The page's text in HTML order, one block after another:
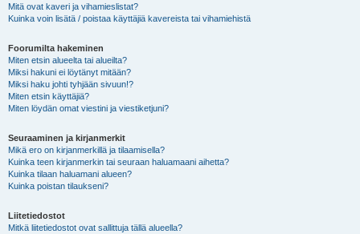
Mitä ovat kaveri ja vihamieslistat?
Kuinka voin lisätä / poistaa käyttäjiä kavereista tai vihamiehistä
Foorumilta hakeminen
Miten etsin alueelta tai alueilta?
Miksi hakuni ei löytänyt mitään?
Miksi haku johti tyhjään sivuun!?
Miten etsin käyttäjiä?
Miten löydän omat viestini ja viestiketjuni?
Seuraaminen ja kirjanmerkit
Mikä ero on kirjanmerkillä ja tilaamisella?
Kuinka teen kirjanmerkin tai seuraan haluamaani aihetta?
Kuinka tilaan haluamani alueen?
Kuinka poistan tilaukseni?
Liitetiedostot
Mitkä liitetiedostot ovat sallittuja tällä alueella?